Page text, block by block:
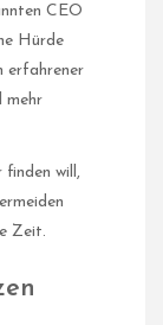
CEO
Hürde
erfahrener
mehr
will,
Zeit.